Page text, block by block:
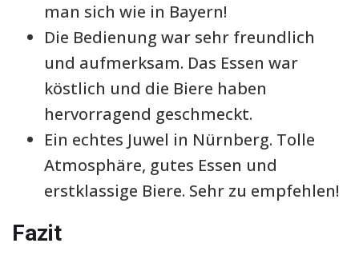
man sich wie in Bayern!
Die Bedienung war sehr freundlich
und aufmerksam. Das Essen war
köstlich und die Biere haben
hervorragend geschmeckt.
Ein echtes Juwel in Nürnberg. Tolle
Atmosphäre, gutes Essen und
erstklassige Biere. Sehr zu empfehlen!
Fazit